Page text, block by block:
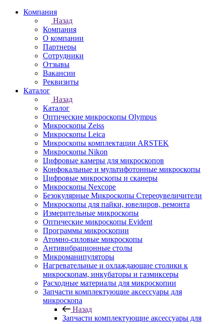
Компания
Назад
Компания
О компании
Партнеры
Сотрудники
Отзывы
Вакансии
Реквизиты
Каталог
Назад
Каталог
Оптические микроскопы Olympus
Микроскопы Zeiss
Микроскопы Leica
Микроскопы комплектации ARSTEK
Микроскопы Nikon
Цифровые камеры для микроскопов
Конфокальные и мультифотонные микроскопы
Цифровые микроскопы и сканеры
Микроскопы Nexcope
Безокулярные Микроскопы Стереоувеличители
Микроскопы для пайки, ювелиров, ремонта
Измерительные микроскопы
Оптические микроскопы Evident
Программы микроскопии
Атомно-силовые микроскопы
Антивибрационные столы
Микроманипуляторы
Нагревательные и охлаждающие столики к
микроскопам, инкубаторы и газмиксеры
Расходные материалы для микроскопии
Запчасти комплектующие аксессуары для
микроскопа
Назад
Запчасти комплектующие аксессуары для